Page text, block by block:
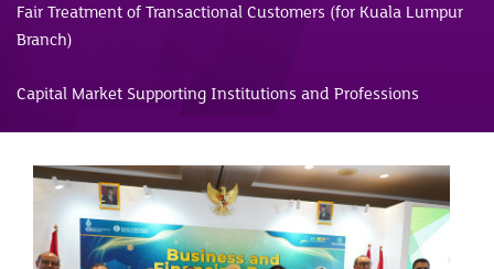
Fair Treatment of Transactional Customers (for Kuala Lumpur
Branch)
Capital Market Supporting Institutions and Professions